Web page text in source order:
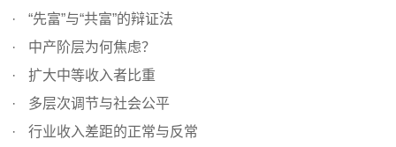
“先富”与“共富”的辩证法
中产阶层为何焦虑？
扩大中等收入者比重
多层次调节与社会公平
行业收入差距的正常与反常